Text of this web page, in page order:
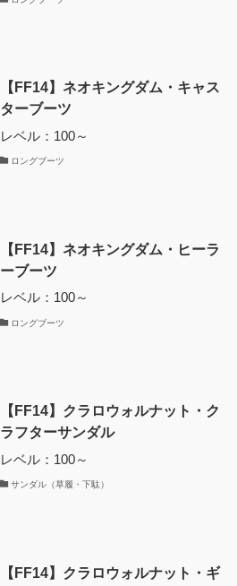
【FF14】ネオキングダム・キャス
ターブーツ
レベル：100～
ロングブーツ
【FF14】ネオキングダム・ヒーラ
ーブーツ
レベル：100～
ロングブーツ
【FF14】クラロウォルナット・ク
ラフターサンダル
レベル：100～
サンダル（草履・下駄）
【FF14】クラロウォルナット・ギ